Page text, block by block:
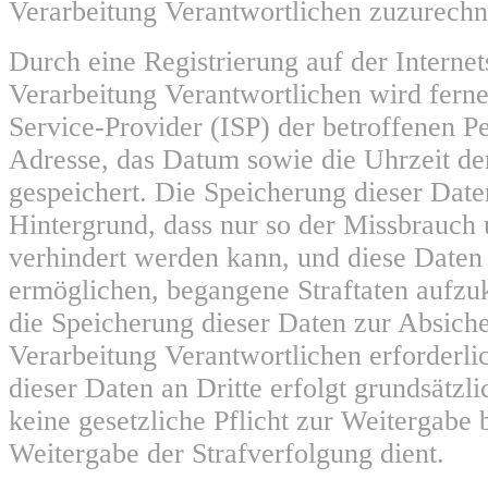
Verarbeitung Verantwortlichen
Durch eine Registrierung auf der
Verarbeitung Verantwortlichen wird
Service-Provider (ISP) der betroffenen
Adresse, das Datum sowie die Uhrzeit
gespeichert. Die Speicherung dieser
Hintergrund, dass nur so der Missbrauch
verhindert werden kann, und diese
ermöglichen, begangene Straftaten
die Speicherung dieser Daten zur
Verarbeitung Verantwortlichen
dieser Daten an Dritte erfolgt
keine gesetzliche Pflicht zur Weitergabe
Weitergabe der Strafverfolgung dient.